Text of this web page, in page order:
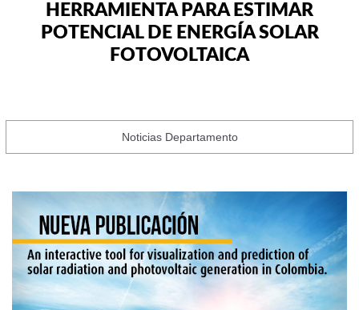
HERRAMIENTA PARA ESTIMAR
POTENCIAL DE ENERGÍA SOLAR
FOTOVOLTAICA
Noticias Departamento